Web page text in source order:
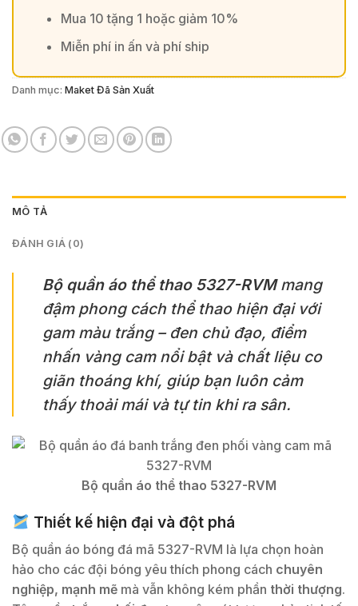
Mua 10 tặng 1 hoặc giảm 10%
Miễn phí in ấn và phí ship
Danh mục: Maket Đã Sản Xuất
MÔ TẢ
ĐÁNH GIÁ (0)
Bộ quần áo thể thao 5327-RVMmang
đậm phong cách thể thao hiện đại với
gam màu trắng – đen chủ đạo, điểm
nhấn vàng cam nổi bật và chất liệu co
giãn thoáng khí, giúp bạn luôn cảm
thấy thoải mái và tự tin khi ra sân.
Bộ quần áo thể thao 5327-RVM
Thiết kế hiện đại và đột phá
Bộ quần áo bóng đá mã 5327-RVM là lựa chọn hoàn
hảo cho các đội bóng yêu thích phong cách chuyên
nghiệp, mạnh mẽ mà vẫn không kém phần thời thượng.